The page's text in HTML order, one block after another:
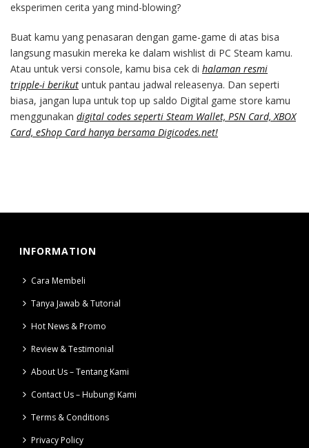
eksperimen cerita yang mind-blowing?
Buat kamu yang penasaran dengan game-game di atas bisa
langsung masukin mereka ke dalam wishlist di PC Steam kamu.
Atau untuk versi console, kamu bisa cek di halaman resmi
tripple-i berikut untuk pantau jadwal releasenya. Dan seperti
biasa, jangan lupa untuk top up saldo Digital game store kamu
menggunakan digital codes seperti Steam Wallet, PSN Card, XBOX
Card, eShop Card hanya bersama Digicodes.net!
INFORMATION
Cara Membeli
Tanya Jawab & Tutorial
Hot News & Promo
Review & Testimonial
About Us – Tentang Kami
Contact Us – Hubungi Kami
Terms & Conditions
Privacy Policy